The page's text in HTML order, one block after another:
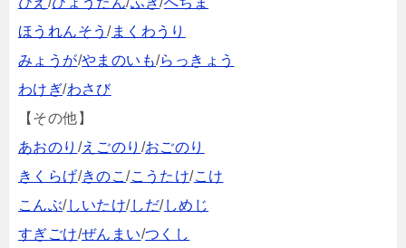
ほうれんそう/まくわうり
みょうが/やまのいも/らっきょう
わけぎ/わさび
【その他】
あおのり /えごのり /おごのり
きくらげ/きのこ/こうたけ/こけ
こんぶ/しいたけ/しだ/しめじ
すぎごけ/ぜんまい/つくし